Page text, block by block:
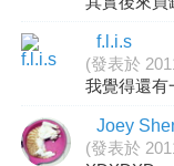
f.l.i.s
(發表於
我覺得還有
Joey
(發表於